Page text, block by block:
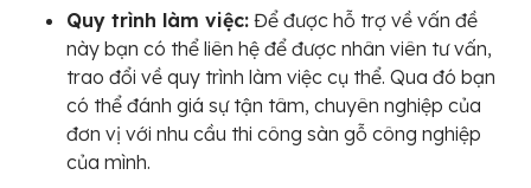
Quy trình làm việc: Để được hỗ trợ về vấn đề
này bạn có thể liên hệ để được nhân viên tư vấn,
trao đổi về quy trình làm việc cụ thể. Qua đó bạn
có thể đánh giá sự tận tâm, chuyên nghiệp của
đơn vị với nhu cầu thi công sàn gỗ công nghiệp
của mình.